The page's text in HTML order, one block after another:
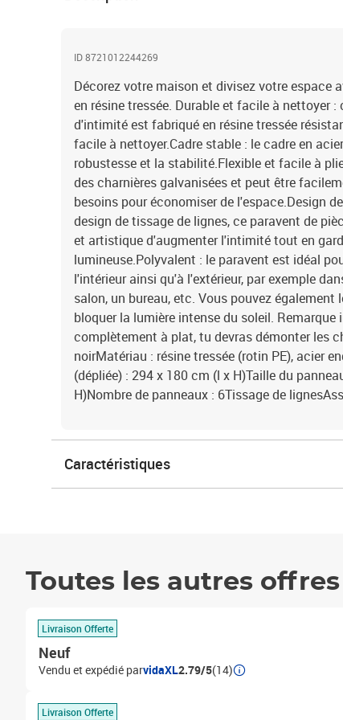
ID 8721012244269
Décorez votre maison et divisez votre espace
en résine tressée. Durable et facile à nettoyer
d'intimité est fabriqué en résine tressée
facile à nettoyer.Cadre stable : le cadre en
robustesse et la stabilité.Flexible et facile à
des charnières galvanisées et peut être
besoins pour économiser de l'espace.Design
design de tissage de lignes, ce paravent de
et artistique d'augmenter l'intimité tout en
lumineuse.Polyvalent : le paravent est idéal
l'intérieur ainsi qu'à l'extérieur, par exemple
salon, un bureau, etc. Vous pouvez
bloquer la lumière intense du soleil.
complètement à plat, tu devras démonter les
noirMatériau : résine tressée (rotin PE), acier
(dépliée) : 294 x 180 cm (l x H)Taille du
H)Nombre de panneaux : 6Tissage de
Caractéristiques
Toutes les autres offres
Livraison Offerte
Neuf
Vendu et expédié parvidaXL2.79/5(14)
Livraison Offerte